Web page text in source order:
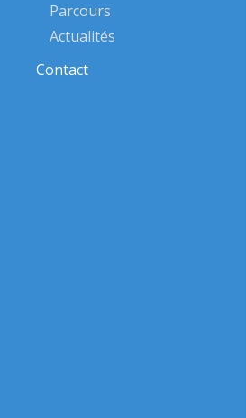
Parcours
Actualités
Contact